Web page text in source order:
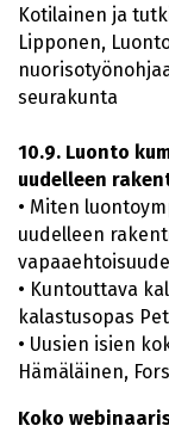
Kotilainen ja
Lipponen,
seurakunta
10.9. Luonto
uudelleen
• Miten
uudelleen
• Kuntouttava
kalastusopas
• Uusien isien
Hämäläinen,
Koko